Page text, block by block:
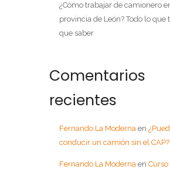
¿Cómo trabajar de camionero
provincia de León? Todo lo que
que saber
Comentarios
recientes
Fernando La Modernaen
conducir un camión sin el CAP?
Fernando La Modernaen